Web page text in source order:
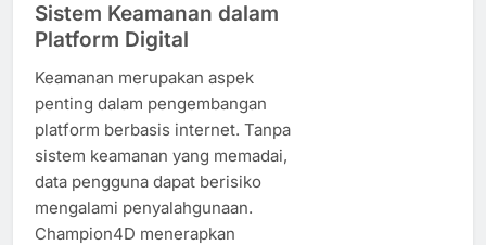
Sistem Keamanan dalam
Platform Digital
Keamanan merupakan aspek
penting dalam pengembangan
platform berbasis internet. Tanpa
sistem keamanan yang memadai,
data pengguna dapat berisiko
mengalami penyalahgunaan.
Champion4D menerapkan